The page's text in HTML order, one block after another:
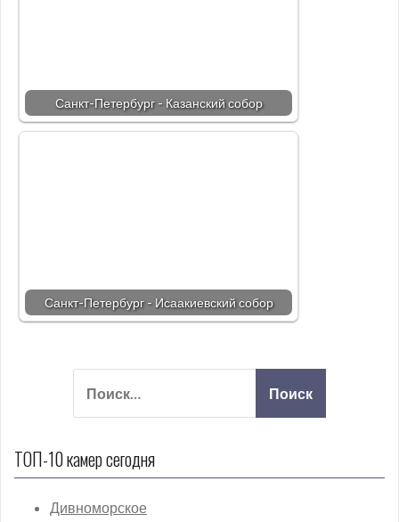
Санкт-Петербург - Казанский собор
Санкт-Петербург - Исаакиевский собор
ТОП-10 камер сегодня